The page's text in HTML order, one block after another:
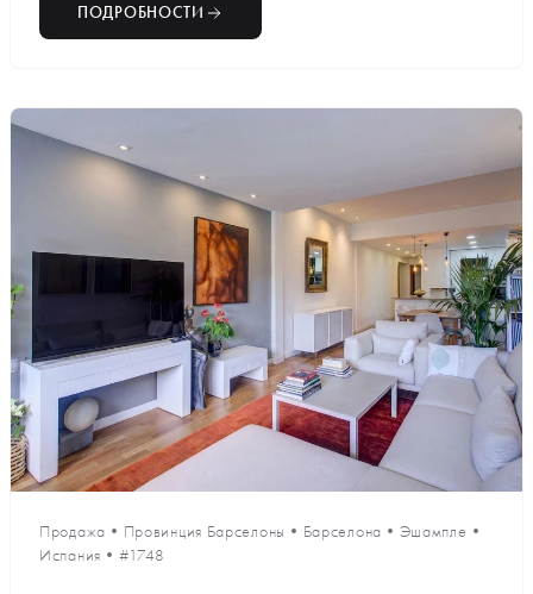
ПОДРОБНОСТИ
Продажа • Провинция Барселоны • Барселона • Эшампле •
Испания • #1748